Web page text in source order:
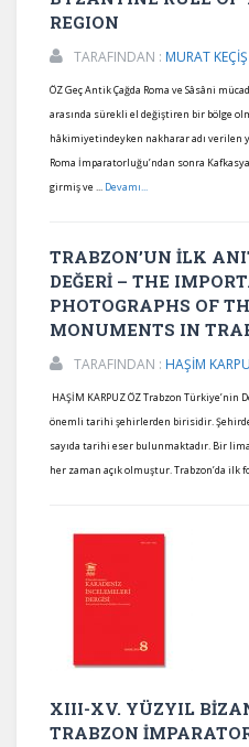
REGION
TARAFINDAN : MURAT KEÇİŞ
ÖZ Geç Antik Çağda Roma ve Sâsâni
arasında sürekli el değiştiren bir bölge
hâkimiyetindeyken nakharar adı verilen
Roma İmparatorluğu’ndan sonra
girmiş ve ... Devamı...
TRABZON’UN İLK
DEĞERİ – THE
PHOTOGRAPHS OF
MONUMENTS IN
TARAFINDAN : HAŞİM
HAŞİM KARPUZ ÖZ Trabzon Türkiye’nin
önemli tarihi şehirlerden birisidir.
sayıda tarihi eser bulunmaktadır. Bir
her zaman açık olmuştur. Trabzon’da ilk
XIII-XV. YÜZYIL
TRABZON